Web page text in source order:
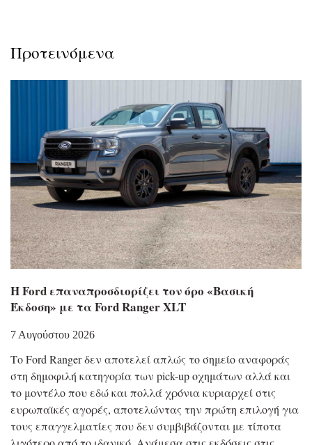
Προτεινόμενα
Η Ford επαναπροσδιορίζει τον όρο «Βασική
Έκδοση» με τα Ford Ranger XLT
7 Αυγούστου 2026
Το Ford Ranger δεν αποτελεί απλώς το σημείο αναφοράς
στη δημοφιλή κατηγορία των pick-up οχημάτων αλλά και
το μοντέλο που εδώ και πολλά χρόνια κυριαρχεί στις
ευρωπαϊκές αγορές, αποτελώντας την πρώτη επιλογή για
τους επαγγελματίες που δεν συμβιβάζονται με τίποτα